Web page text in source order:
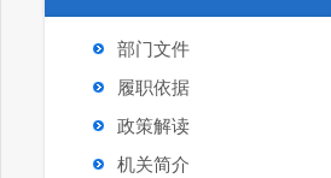
部门文件
履职依据
政策解读
机关简介